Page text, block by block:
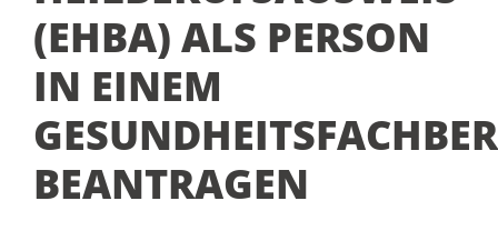
(EHBA) ALS PERSON
IN EINEM
BEANTRAGEN